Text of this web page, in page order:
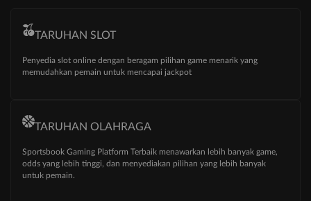
TARUHAN SLOT
Penyedia slot online dengan beragam pilihan game menarik yang
memudahkan pemain untuk mencapai jackpot
TARUHAN OLAHRAGA
Sportsbook Gaming Platform Terbaik menawarkan lebih banyak game,
odds yang lebih tinggi, dan menyediakan pilihan yang lebih banyak
untuk pemain.